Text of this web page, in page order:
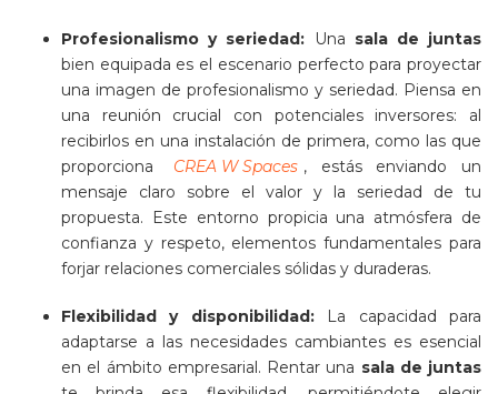
Profesionalismo y seriedad: Una sala de juntas
bien equipada es el escenario perfecto para proyectar
una imagen de profesionalismo y seriedad. Piensa en
una reunión crucial con potenciales inversores: al
recibirlos en una instalación de primera, como las que
proporciona
CREA W Spaces , estás enviando un
mensaje claro sobre el valor y la seriedad de tu
propuesta. Este entorno propicia una atmósfera de
confianza y respeto, elementos fundamentales para
forjar relaciones comerciales sólidas y duraderas.
Flexibilidad y disponibilidad: La capacidad para
adaptarse a las necesidades cambiantes es esencial
en el ámbito empresarial. Rentar una sala de juntas